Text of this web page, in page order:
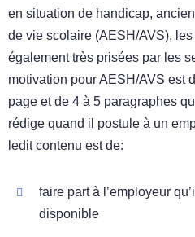
en situation de handicap,
de vie scolaire (AESH/AVS),
également très prisées par les
motivation pour AESH/AVS est
page et de 4 à 5 paragraphes
rédige quand il postule à un
ledit contenu est de:
faire part à l’employeur
disponible